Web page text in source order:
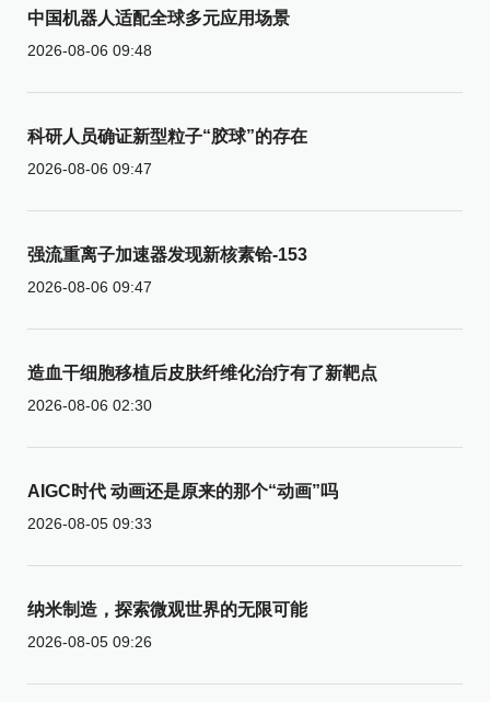
中国机器人适配全球多元应用场景
2026-08-06 09:48
科研人员确证新型粒子“胶球”的存在
2026-08-06 09:47
强流重离子加速器发现新核素铪-153
2026-08-06 09:47
造血干细胞移植后皮肤纤维化治疗有了新靶点
2026-08-06 02:30
AIGC时代 动画还是原来的那个“动画”吗
2026-08-05 09:33
纳米制造，探索微观世界的无限可能
2026-08-05 09:26